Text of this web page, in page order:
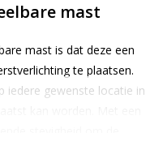
mast
mast is dat deze een
te plaatsen.
iedere gewenste locatie in